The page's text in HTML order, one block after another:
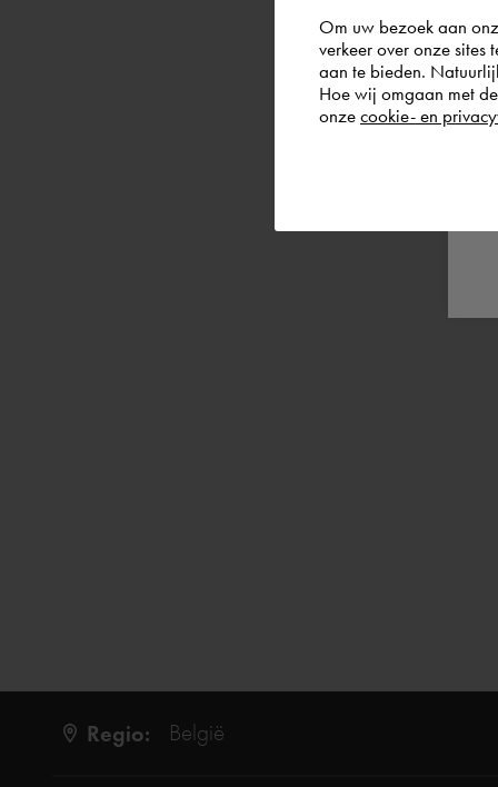
Regio: België
Om uw bezoek aan
verkeer over onze sites
aan te bieden.
Hoe wij omgaan met
onze cookie- en